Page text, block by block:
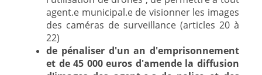
agent.e municipal.e de visionner les images
des caméras de surveillance (articles 20 à
22)
de pénaliser d'un an d'emprisonnement
et de 45 000 euros d'amende la diffusion